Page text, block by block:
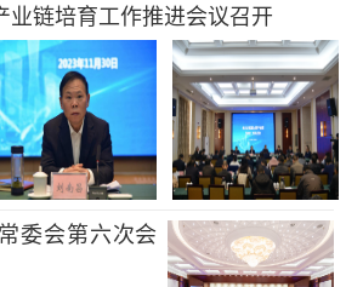
业链培育工作推进会议召开
委会第六次会